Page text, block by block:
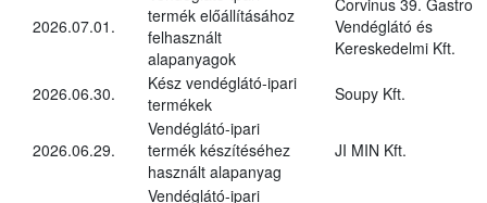
2026.07.01.
termék előállításához
felhasznált
alapanyagok
Vendéglátó és
Kereskedelmi Kft.
2026.06.30.
Kész vendéglátó-ipari
termékek
Soupy Kft.
2026.06.29.
Vendéglátó-ipari
termék készítéséhez
használt alapanyag
JI MIN Kft.
Vendéglátó-ipari